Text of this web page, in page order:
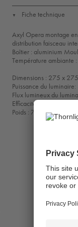
▼ Fiche technique
Axyl Opera montage
distribution faisceau
Boîtier : aluminium
Température ambiante
Dimensions : 275 x
Puissance du
Flux lumineux du
Efficacité lumineuse du
Poids : 7,31 kg